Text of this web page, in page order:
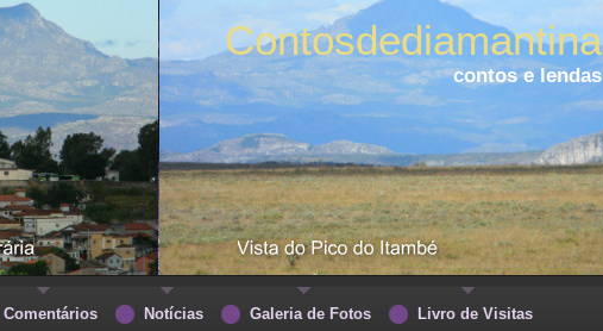
Contosdediamantina
contos e lendas
Comentários Notícias Galeria de Fotos Livro de Visitas